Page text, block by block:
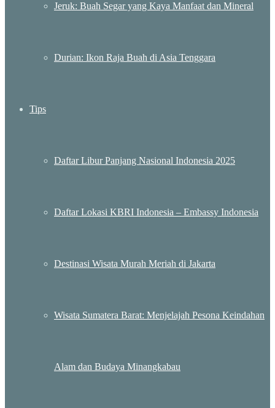
Jeruk: Buah Segar yang Kaya Manfaat dan Mineral
Durian: Ikon Raja Buah di Asia Tenggara
Tips
Daftar Libur Panjang Nasional Indonesia 2025
Daftar Lokasi KBRI Indonesia – Embassy Indonesia
Destinasi Wisata Murah Meriah di Jakarta
Wisata Sumatera Barat: Menjelajah Pesona Keindahan
Alam dan Budaya Minangkabau